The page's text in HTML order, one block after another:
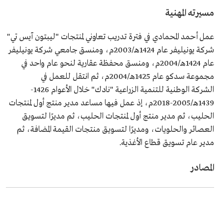
مسيرته المهنية
عمل أحمد المحمادي في فترة تدريب تعاوني لمنتجات "ليبتون آيس تي"
شركة يونيليفر عام 1424هـ/2003م، ومنسق جامعي شركة يونيليفر
عام 1424هـ/2004م، ومنسق محفظة عقارية لنحو عام واحد في
مجموعة سدكو عام 1425هـ/2004م، ثم انتقل للعمل في
الشركة الوطنية للتنمية الزراعية "نادك" خلال الأعوام 1426-
1439هـ/2005-2018م، إذ عمل فيها مساعد مدير منتج أول لمنتجات
الحليب، ثم مدير منتج أول لمنتجات الحليب، ثم مديرًا لتسويق
العصائر والحلويات، ومديرًا لتسويق منتجات القيمة المضافة، ثم
مدير عام تسويق قطاع الأغذية.
المصادر